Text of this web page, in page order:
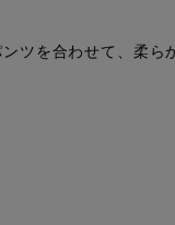
ツを合わせて、柔ら